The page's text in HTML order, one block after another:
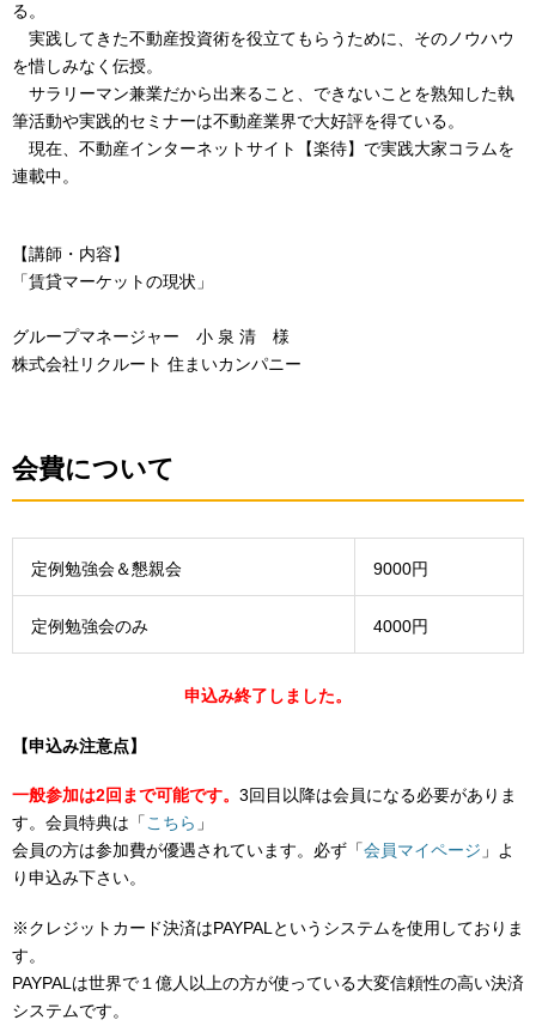
る。
実践してきた不動産投資術を役立てもらうために、そのノウハウ
を惜しみなく伝授。
サラリーマン兼業だから出来ること、できないことを熟知した執
筆活動や実践的セミナーは不動産業界で大好評を得ている。
現在、不動産インターネットサイト【楽待】で実践大家コラムを
連載中。
【講師・内容】
「賃貸マーケットの現状」
グループマネージャー 小 泉 清 様
株式会社リクルート 住まいカンパニー
会費について
定例勉強会＆懇親会 9000円
定例勉強会のみ 4000円
申込み終了しました。
【申込み注意点】
一般参加は2回まで可能です。 3回目以降は会員になる必要がありま
す。会員特典は「こちら 」
会員の方は参加費が優遇されています。必ず「会員マイページ 」よ
り申込み下さい。
※クレジットカード決済はPAYPALというシステムを使用しておりま
す。
PAYPALは世界で１億人以上の方が使っている大変信頼性の高い決済
システムです。